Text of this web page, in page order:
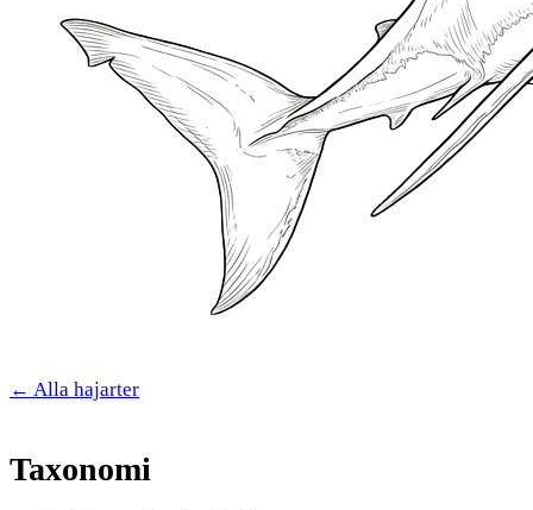
← Alla hajarter
Taxonomi